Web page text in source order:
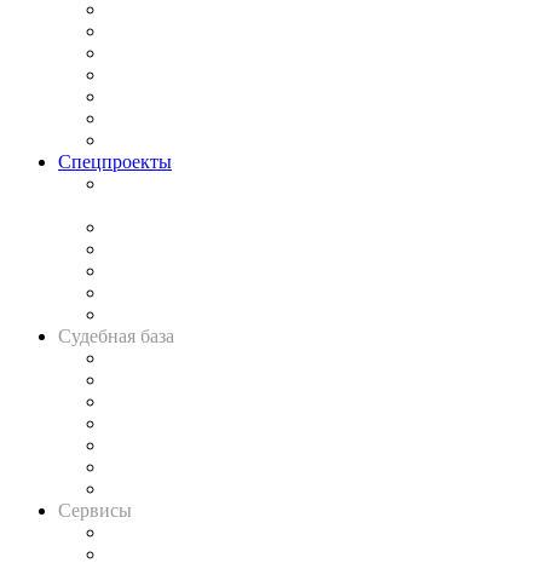
Спецпроекты
Судебная база
Сервисы